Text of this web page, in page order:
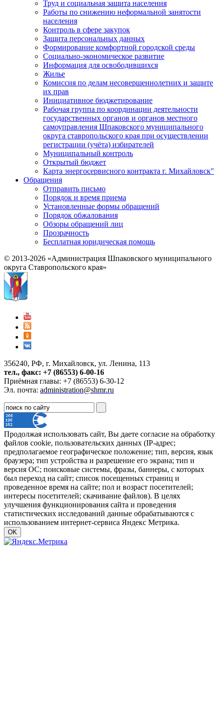
Труд и социальная защита населения
Работы по снижению неформальной занятости
населения
Контроль в сфере закупок
Защита персональных данных
Формирование комфортной городской среды
Социально-экономическое развитие
Информация для освободившихся
Жилье
Комиссия по делам несовершеннолетних и защите
их прав
Инициативное бюджетирование
Рабочая группа по координации деятельности
государственных органов и органов местного
самоуправления Шпаковского муниципального
округа ставропольского края при осуществлении
регистрации (учёта) избирателей
Муниципальный контроль
Открытый бюджет
Карта энергосервисного контракта г. Михайловск"
Обращения
Отправить письмо
Порядок и время приема
Установленные формы обращений
Порядок обжалования
Обзоры обращений лиц
Прозрачность
Бесплатная юридическая помощь
© 2013-2026 «Администрация Шпаковского муниципального
округа Ставропольского края»
356240, РФ, г. Михайловск, ул. Ленина, 113
тел., факс: +7 (86553) 6-00-16
Приёмная главы: +7 (86553) 6-30-12
Эл. почта: administration@shmr.ru
Продолжая использовать сайт, Вы даете согласие на обработку
файлов cookie, пользовательских данных (IP-адрес;
предполагаемое географическое положение; тип, версия, язык
браузера; тип устройства и разрешение его экрана; тип и
версия ОС; поисковые системы, фразы, баннеры, с которых
был переход на сайт; список посещенных страниц и
проведенное время на сайте; пол и возраст посетителей;
интересы посетителей; скачивание файлов). В целях
улучшения функционирования сайта и проведения
статистических исследований данные обрабатываются с
использованием интернет-сервиса Яндекс Метрика.
OK